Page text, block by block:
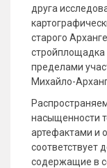
друга
старого
стройплощадка
пределами
Михайло-
насыщенности
артефактами и
соответствует
содержащие в